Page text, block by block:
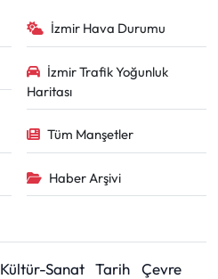
İzmir Hava Durumu
İzmir Trafik Yoğunluk
Haritası
Tüm Manşetler
Haber Arşivi
Kültür-Sanat Tarih
Çevre